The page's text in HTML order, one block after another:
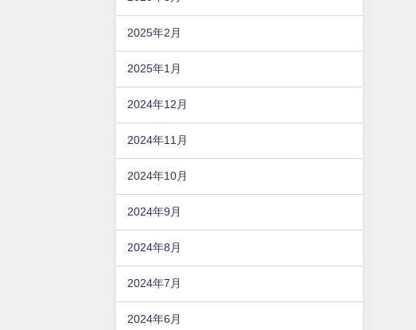
2025年2月
2025年1月
2024年12月
2024年11月
2024年10月
2024年9月
2024年8月
2024年7月
2024年6月